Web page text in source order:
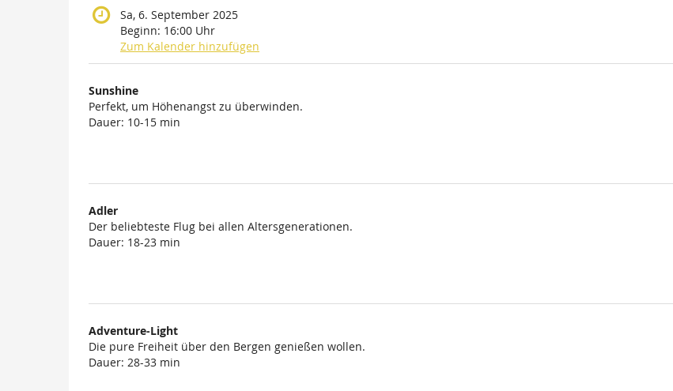
Sa, 6. September 2025
Beginn: 16:00 Uhr
Zum Kalender hinzufügen
Produkte
Unkategorisierte
Produkte
Sunshine
Perfekt, um Höhenangst zu überwinden.
Dauer: 10-15 min
Adler
Der beliebteste Flug bei allen Altersgenerationen.
Dauer: 18-23 min
Adventure-Light
Die pure Freiheit über den Bergen genießen wollen.
Dauer: 28-33 min